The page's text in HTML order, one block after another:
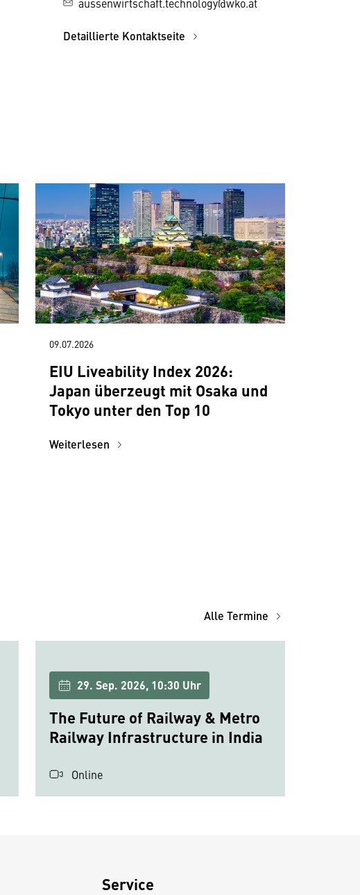
Detaillierte Kontaktseite
09.07.2026
EIU Liveability Index 2026:
Japan überzeugt mit Osaka und
Tokyo unter den Top 10
Weiterlesen
Alle Termine
29. Sep. 2026, 10:30 Uhr
The Future of Railway & Metro
Railway Infrastructure in India
Online
Service